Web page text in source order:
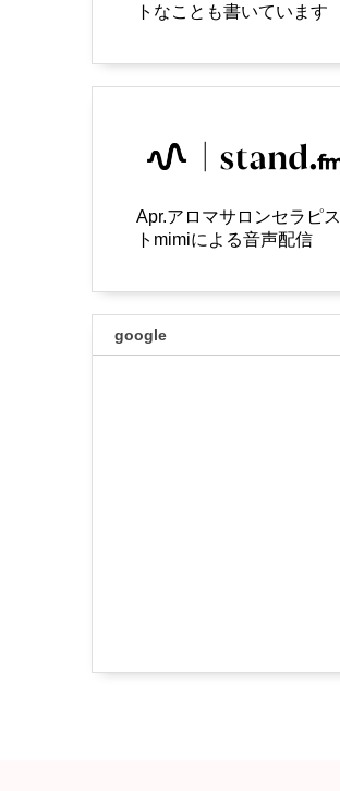
トなことも書いています
Apr.アロマサロンセラピス
トmimiによる音声配信
google